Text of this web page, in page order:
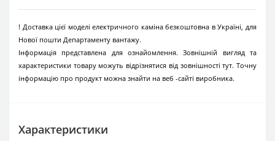
! Доставка цієї моделі електричного каміна безкоштовна в Україні, для
Нової пошти Департаменту вантажу.
Інформація представлена для ознайомлення. Зовнішній вигляд та
характеристики товару можуть відрізнятися від зовнішності тут. Точну
інформацію про продукт можна знайти на веб -сайті виробника.
Характеристики